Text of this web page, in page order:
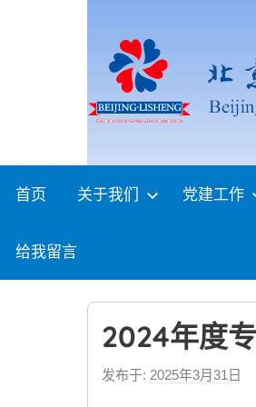
首页 关于我们 党建工作
给我留言
2024年度
发布于: 2025年3月31日